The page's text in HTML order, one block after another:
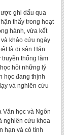
ghi dấu qua
thấy trong hoạt
hành, vừa kết
khảo cứu ngày
là di sản Hán
truyền thống làm
hỏi những lý
học đang thịnh
và nghiên cứu
Văn học và Ngôn
nghiên cứu khoa
hạn và có tính